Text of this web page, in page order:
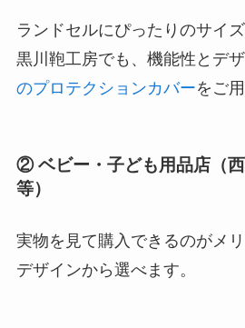
ランドセルにぴったりのサイ
黒川鞄工房でも、機能性とデ
のプロテクションカバーをご
② ベビー・子ども用品店（
等）
実物を見て購入できるのがメ
デザインから選べます。